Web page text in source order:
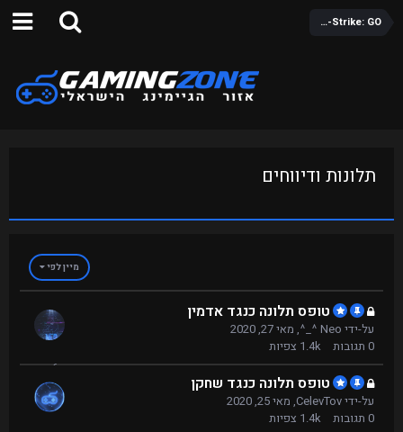
Counter-Strike: GO
תלונות ודיווחים
מיין לפי
טופס תלונה כנגד אדמין
על-ידי Neo ^_^
, מאי 27, 2020
0 תגובות 1.4k צפיות
טופס תלונה כנגד שחקן
על-ידיCelevTov
, מאי 25, 2020
0 תגובות 1.4k צפיות